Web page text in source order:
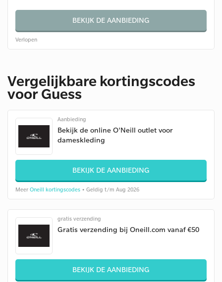
BEKIJK DE AANBIEDING
Verlopen
Vergelijkbare kortingscodes
voor Guess
Aanbieding
Bekijk de online O'Neill outlet voor
dameskleding
BEKIJK DE AANBIEDING
Meer Oneill kortingscodes • Geldig t/m Aug 2026
gratis verzending
Gratis verzending bij Oneill.com vanaf €50
BEKIJK DE AANBIEDING